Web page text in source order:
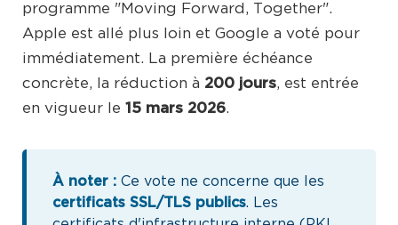
programme "Moving Forward, Together".
Apple est allé plus loin et Google a voté pour
immédiatement. La première échéance
concrète, la réduction à 200 jours, est entrée
en vigueur le 15 mars 2026.
À noter :Ce vote ne concerne que les
certificats SSL/TLS publics. Les